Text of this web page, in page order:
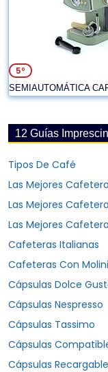
5º
SEMIAUTOMÁTICA
12 Guías
Tipos De Café
Las Mejores
Las Mejores
Las Mejores
Cafeteras Italianas
Cafeteras Con
Cápsulas Dolce
Cápsulas Nespresso
Cápsulas Tassimo
Cápsulas
Cápsulas